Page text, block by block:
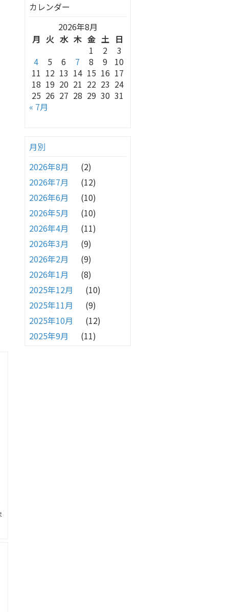
カレンダー
2026年8月
月 火 水 木 金 土 日
1
2
3
4
5 6 7 8 9
10
11 12 13 14 15 16 17
18 19 20 21 22 23 24
25 26 27 28 29 30 31
« 7月
月別
2026年8月
(2)
2026年7月
(12)
2026年6月
(10)
2026年5月
(10)
2026年4月
(11)
2026年3月
(9)
2026年2月
(9)
2026年1月
(8)
2025年12月
(10)
2025年11月
(9)
2025年10月
(12)
2025年9月
(11)